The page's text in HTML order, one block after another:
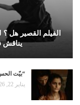
الفيلم القصير
يناقش
“بيّت الحس”
يناير 22, 2026